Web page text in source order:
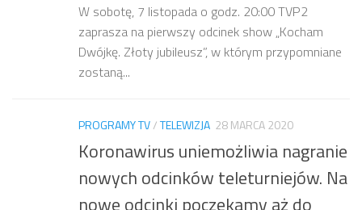
W sobotę, 7 listopada o godz. 20:00 TVP2
zaprasza na pierwszy odcinek show „Kocham
Dwójkę. Złoty jubileusz”, w którym przypomniane
zostaną...
PROGRAMY TV/TELEWIZJA 28 MARCA 2020
Koronawirus uniemożliwia nagranie
nowych odcinków teleturniejów. Na
nowe odcinki poczekamy aż do